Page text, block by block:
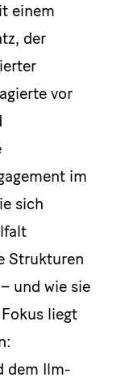
einem
der
vor
im
sich
Strukturen
und wie sie
liegt
dem Ilm-